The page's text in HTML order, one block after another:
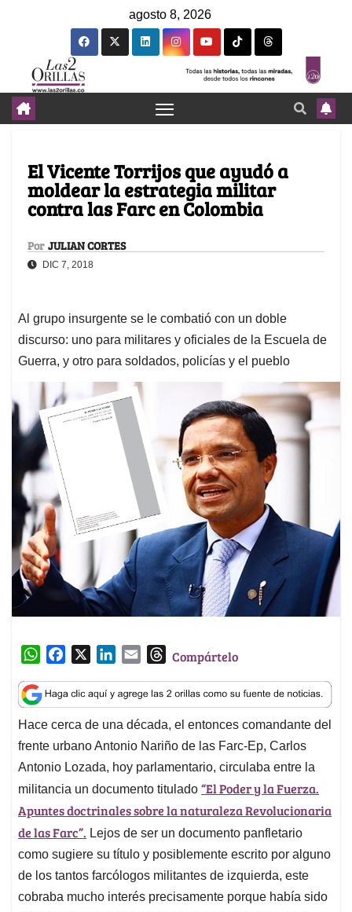
agosto 8, 2026
El Vicente Torrijos que ayudó a
moldear la estrategia militar
contra las Farc en Colombia
Por JULIAN CORTES
DIC 7, 2018
Al grupo insurgente se le combatió con un doble
discurso: uno para militares y oficiales de la Escuela de
Guerra, y otro para soldados, policías y el pueblo
W
a
t
s
A
p
p
c
e
b
o
o
k
n
k
e
d
I
n
a
i
l
T
r
e
a
d
s
Compártelo
Hace cerca de una década, el entonces comandante del
frente urbano Antonio Nariño de las Farc-Ep, Carlos
Antonio Lozada, hoy parlamentario, circulaba entre la
militancia un documento titulado “El Poder y la Fuerza.
Apuntes doctrinales sobre la naturaleza Revolucionaria
de las Farc”. Lejos de ser un documento panfletario
como sugiere su título y posiblemente escrito por alguno
de los tantos farcólogos militantes de izquierda, este
cobraba mucho interés precisamente porque había sido